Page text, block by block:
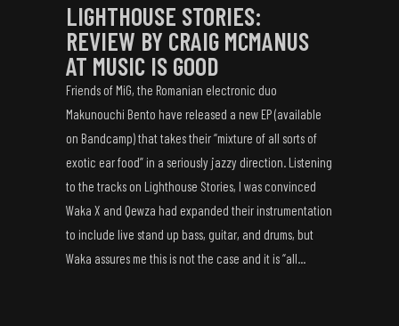
LIGHTHOUSE STORIES:
REVIEW BY CRAIG MCMANUS
AT MUSIC IS GOOD
Friends of MiG, the Romanian electronic duo
Makunouchi Bento have released a new EP (available
on Bandcamp) that takes their “mixture of all sorts of
exotic ear food” in a seriously jazzy direction. Listening
to the tracks on Lighthouse Stories, I was convinced
Waka X and Qewza had expanded their instrumentation
to include live stand up bass, guitar, and drums, but
Waka assures me this is not the case and it is “all...